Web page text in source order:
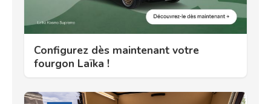
Configurez dès maintenant votre
fourgon Laïka !